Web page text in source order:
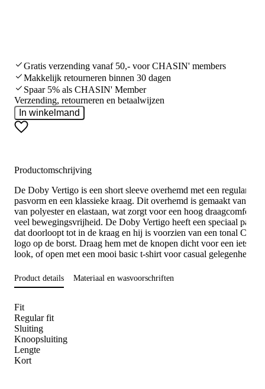
Gratis verzending vanaf 50,- voor CHASIN' members
Makkelijk retourneren binnen 30 dagen
Spaar 5% als CHASIN' Member
Verzending, retourneren en betaalwijzen
In winkelmand
Productomschrijving
De Doby Vertigo is een short sleeve overhemd met een regular
pasvorm en een klassieke kraag. Dit overhemd is gemaakt van een
van polyester en elastaan, wat zorgt voor een hoog draagcomfort
veel bewegingsvrijheid. De Doby Vertigo heeft een speciaal
dat doorloopt tot in de kraag en hij is voorzien van een tonal
logo op de borst. Draag hem met de knopen dicht voor een iets
look, of open met een mooi basic t-shirt voor casual gelegenheden.
Product details Materiaal en wasvoorschriften
Fit
Regular fit
Sluiting
Knoopsluiting
Lengte
Kort